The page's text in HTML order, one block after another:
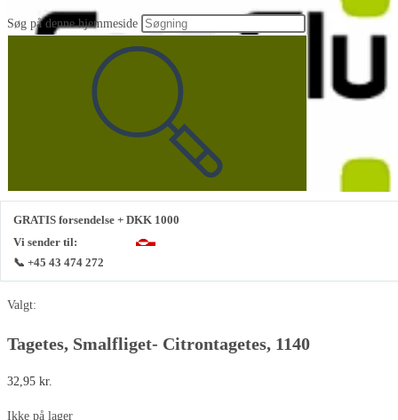
Søg på denne hjemmeside
GRATIS forsendelse + DKK 1000
Vi sender til:
📞 +45 43 474 272
Valgt:
Tagetes, Smalfliget- Citrontagetes, 1140
32,95 kr.
Ikke på lager